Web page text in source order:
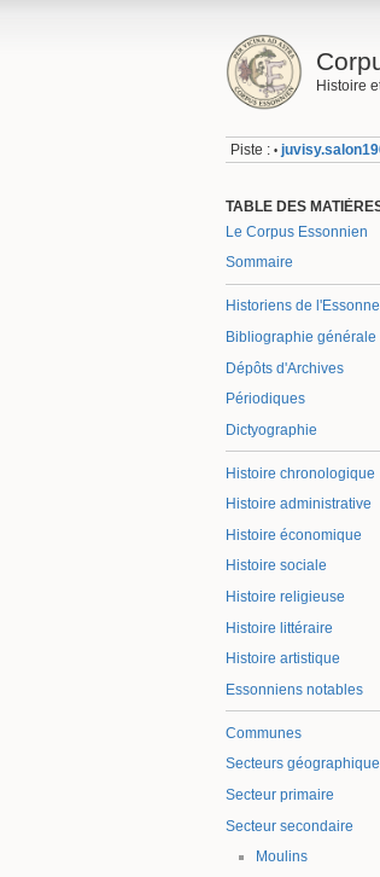
Histoire
Piste : •
TABLE DES
Le Corpus Essonnien
Sommaire
Historiens de l'Essonne
Bibliographie générale
Dépôts d'Archives
Périodiques
Dictyographie
Histoire chronologique
Histoire administrative
Histoire économique
Histoire sociale
Histoire religieuse
Histoire littéraire
Histoire artistique
Essonniens notables
Communes
Secteurs
Secteur primaire
Secteur secondaire
Moulins